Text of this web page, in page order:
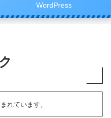
WordPress
れています。